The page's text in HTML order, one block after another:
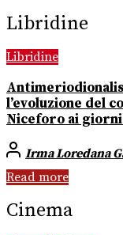
Libridine
Libridine
l’evoluzione del
Niceforo ai
Irma Loredana
Read more
Cinema